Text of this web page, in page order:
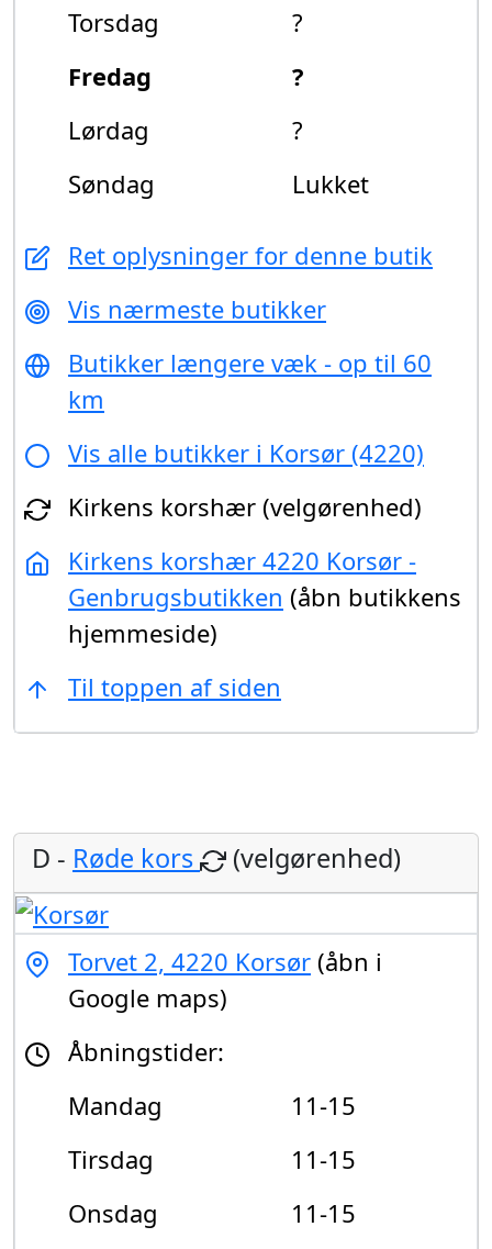
Torsdag
?
Fredag
?
Lørdag
?
Søndag
Lukket
Ret oplysninger for denne butik
Vis nærmeste butikker
Butikker længere væk - op til 60
km
Vis alle butikker i Korsør (4220)
Kirkens korshær (velgørenhed)
Kirkens korshær 4220 Korsør -
Genbrugsbutikken (åbn butikkens
hjemmeside)
Til toppen af siden
D - Røde kors (velgørenhed)
Torvet 2, 4220 Korsør (åbn i
Google maps)
Åbningstider:
Mandag
11-15
Tirsdag
11-15
Onsdag
11-15